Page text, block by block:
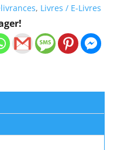
, Livres / E-Livres